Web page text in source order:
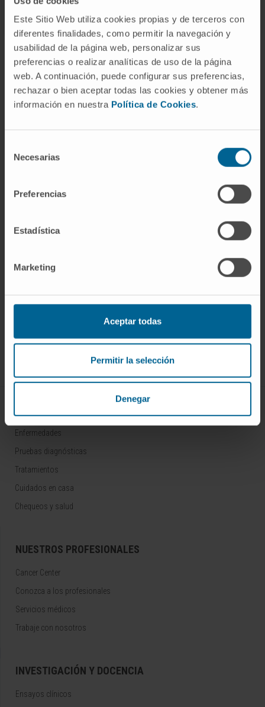
Este Sitio Web utiliza cookies propias y de terceros con
diferentes finalidades, como permitir la navegación y
usabilidad de la página web, personalizar sus
preferencias o realizar analíticas de uso de la página
web. A continuación, puede configurar sus preferencias,
rechazar o bien aceptar todas las cookies y obtener más
información en nuestra Política de Cookies.
Necesarias
Preferencias
Estadística
Marketing
Aceptar todas
Permitir la selección
Denegar
La información proporcionada en este Diccionario Médico de la
Clínica Universidad de Navarra tiene como objetivo principal
ofrecer un contexto y entendimiento general sobre términos
médicos y no debe ser utilizada como fuente única para tomar
decisiones relacionadas con la salud. Esta información es
diagnóstico, tratamiento o recomendaciones de profesionales de
para tratar cualquier condición o síntoma médico. La Clínica
este diccionario.
¡Únete a nuestra comunidad!
SUSCRIBIRSE
Síguenos
Enfermedades
Pruebas diagnósticas
Tratamientos
Cuidados en casa
Chequeos y salud
NUESTROS PROFESIONALES
Cancer Center
Conozca a los profesionales
Servicios médicos
Trabaje con nosotros
INVESTIGACIÓN Y DOCENCIA
Ensayos clínicos